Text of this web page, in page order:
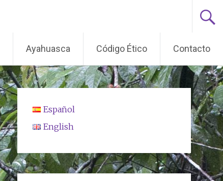
Ayahuasca Código Ético Contacto
Español
English